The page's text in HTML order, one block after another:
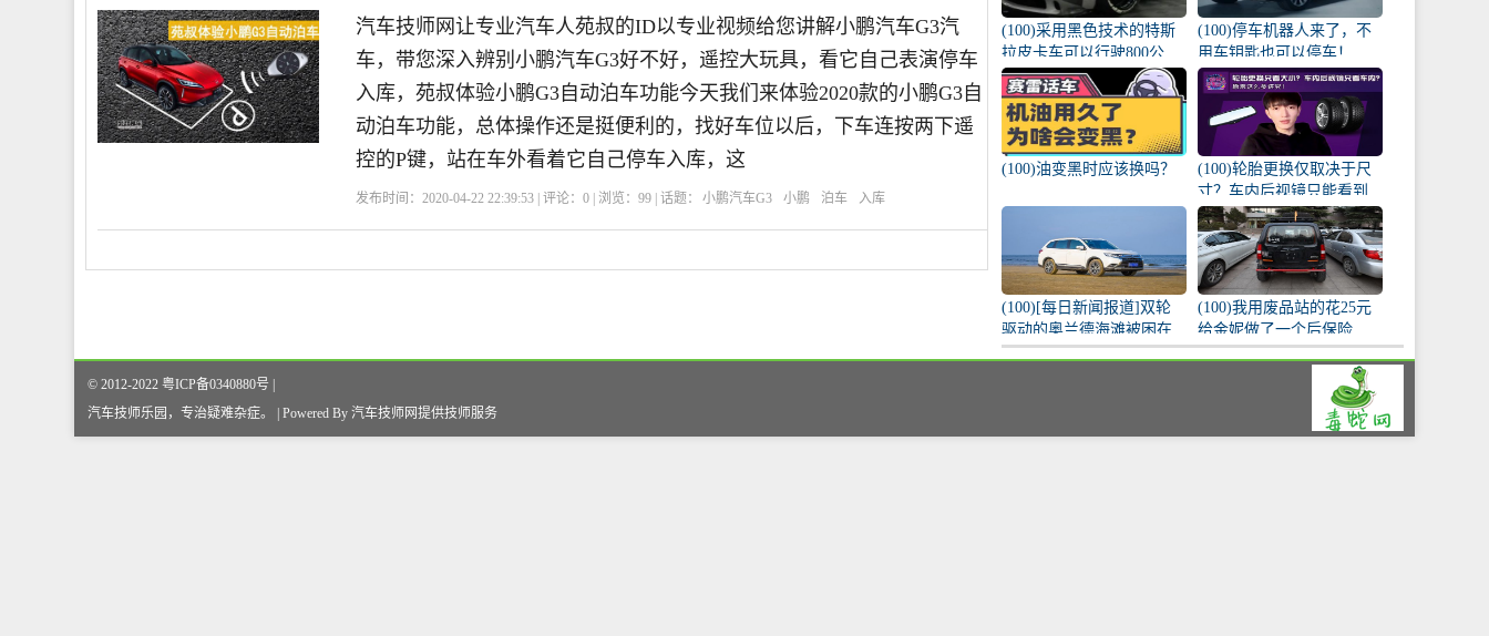
汽车技师网让专业汽车人苑叔的ID以专业视频给您讲解小鹏汽车G3汽
车，带您深入辨别小鹏汽车G3好不好，遥控大玩具，看它自己表演停车
入库，苑叔体验小鹏G3自动泊车功能今天我们来体验2020款的小鹏G3自
动泊车功能，总体操作还是挺便利的，找好车位以后，下车连按两下遥
控的P键，站在车外看着它自己停车入库，这
发布时间：2020-04-22 22:39:53 | 评论：0 | 浏览：99 | 话题： 小鹏汽车G3 小鹏 泊车 入库
(100)采用黑色技术的特斯
拉皮卡车可以行驶800公
里！
(100)停车机器人来了，不
用车钥匙也可以停车！
(100)油变黑时应该换吗？
(100)轮胎更换仅取决于尺
寸？车内后视镜只能看到
车内？原来这么多讲究！
(100)[每日新闻报道]双轮
驱动的奥兰德海滩被困在
车内，遇到危险时能冷静
(100)我用废品站的花25元
给金妮做了一个后保险
杠。
© 2012-2022 粤ICP备0340880号 |
汽车技师乐园，专治疑难杂症。 | Powered By 汽车技师网提供技师服务